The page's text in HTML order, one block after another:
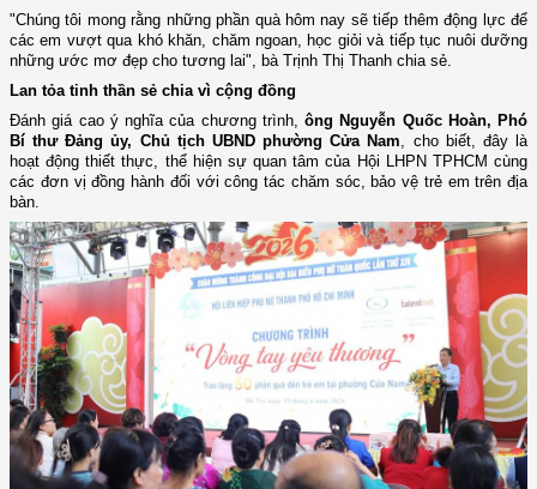
"Chúng tôi mong rằng những phần quà hôm nay sẽ tiếp thêm động lực để
các em vượt qua khó khăn, chăm ngoan, học giỏi và tiếp tục nuôi dưỡng
những ước mơ đẹp cho tương lai", bà Trịnh Thị Thanh chia sẻ.
Lan tỏa tinh thần sẻ chia vì cộng đồng
Đánh giá cao ý nghĩa của chương trình, ông Nguyễn Quốc Hoàn, Phó
Bí thư Đảng ủy, Chủ tịch UBND phường Cửa Nam , cho biết, đây là
hoạt động thiết thực, thể hiện sự quan tâm của Hội LHPN TPHCM cùng
các đơn vị đồng hành đối với công tác chăm sóc, bảo vệ trẻ em trên địa
bàn.